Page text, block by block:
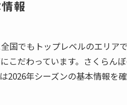
報
国でもトップレベルのエリア
こだわっています。さくらん
年シーズンの基本情報を確